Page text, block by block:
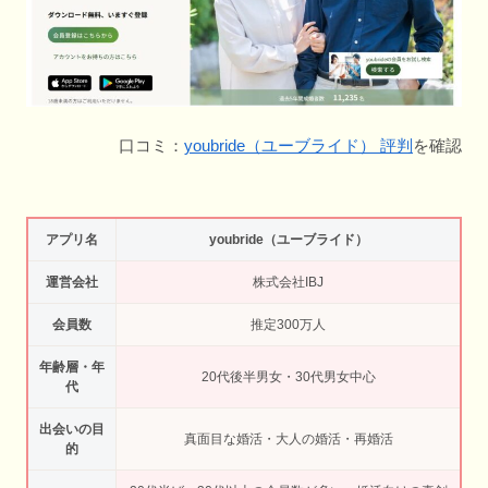
口コミ： youbride（ユーブライド） 評判 を確認
アプリ名 youbride（ユーブライド）
運営会社 株式会社IBJ
会員数 推定300万人
年齢層・年
代
20代後半男女・30代男女中心
出会いの目
的
真面目な婚活・大人の婚活・再婚活